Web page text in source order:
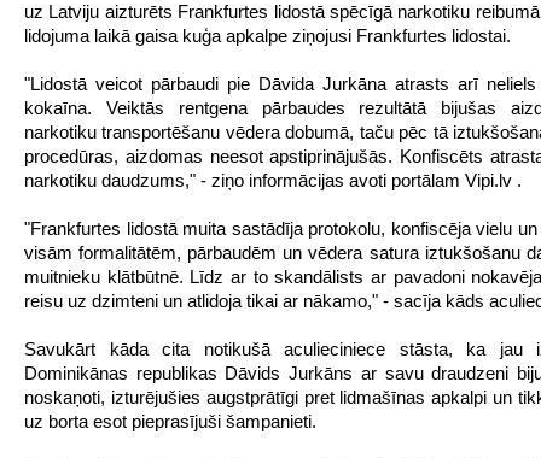
uz Latviju aizturēts Frankfurtes lidostā spēcīgā narkotiku
lidojuma laikā gaisa kuģa apkalpe ziņojusi Frankfurtes lidostai.
"Lidostā veicot pārbaudi pie Dāvida Jurkāna atrasts arī
kokaīna. Veiktās rentgena pārbaudes rezultātā bijušas
narkotiku transportēšanu vēdera dobumā, taču pēc tā
procedūras, aizdomas neesot apstiprinājušās. Konfiscēts
narkotiku daudzums," - ziņo informācijas avoti portālam Vipi.lv .
"Frankfurtes lidostā muita sastādīja protokolu, konfiscēja vielu
visām formalitātēm, pārbaudēm un vēdera satura iztukšošanu
muitnieku klātbūtnē. Līdz ar to skandālists ar pavadoni
reisu uz dzimteni un atlidoja tikai ar nākamo," - sacīja kāds
Savukārt kāda cita notikušā aculieciniece stāsta, ka jau
Dominikānas republikas Dāvids Jurkāns ar savu draudzeni
noskaņoti, izturējušies augstprātīgi pret lidmašīnas apkalpi un
uz borta esot pieprasījuši šampanieti.